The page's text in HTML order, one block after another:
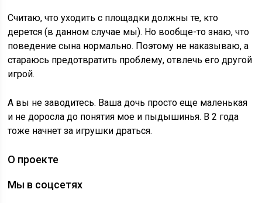
Считаю, что уходить с площадки должны те, кто
дерется (в данном случае мы). Но вообще-то знаю, что
поведение сына нормально. Поэтому не наказываю, а
стараюсь предотвратить проблему, отвлечь его другой
игрой.
А вы не заводитесь. Ваша дочь просто еще маленькая
и не доросла до понятия мое и пыдышинья. В 2 года
тоже начнет за игрушки драться.
О проекте
Мы в соцсетях